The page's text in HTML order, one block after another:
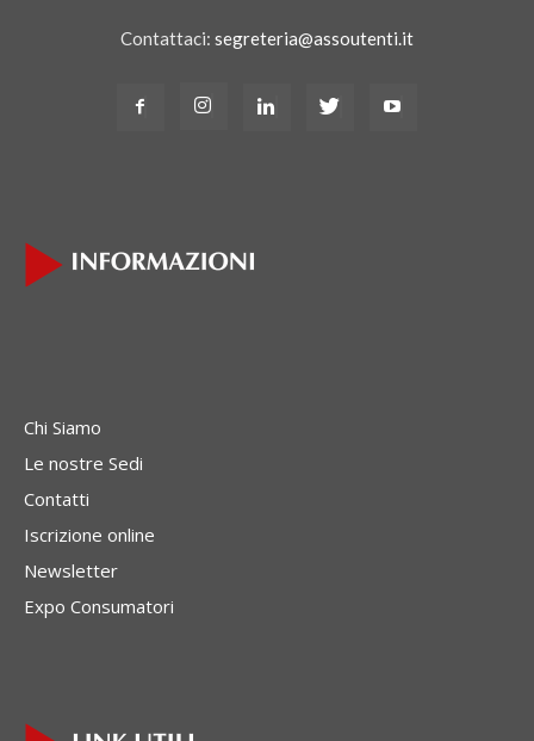
Contattaci: segreteria@assoutenti.it
Chi Siamo
Le nostre Sedi
Contatti
Iscrizione online
Newsletter
Expo Consumatori